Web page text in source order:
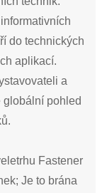
do technických
aplikací.
a
globální pohled
Fastener
Je to brána